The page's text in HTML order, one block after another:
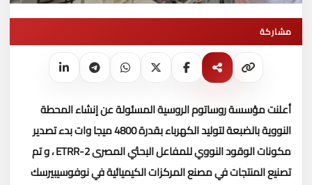
مشاركة
أعلنت مؤسسة روساتوم الروسية المسئولة عن إنشاء المحطة
النووية بالضبعة لتوليد الكهرباء بقدرة 4800 ميجا وات بدء تصدير
مكونات الوقود النووي للمفاعل البحثي المصرى ETRR-2 ، و تم
تصنيع المنتجات في مصنع المركزات الكيميائية في نوفوسيبيرسك